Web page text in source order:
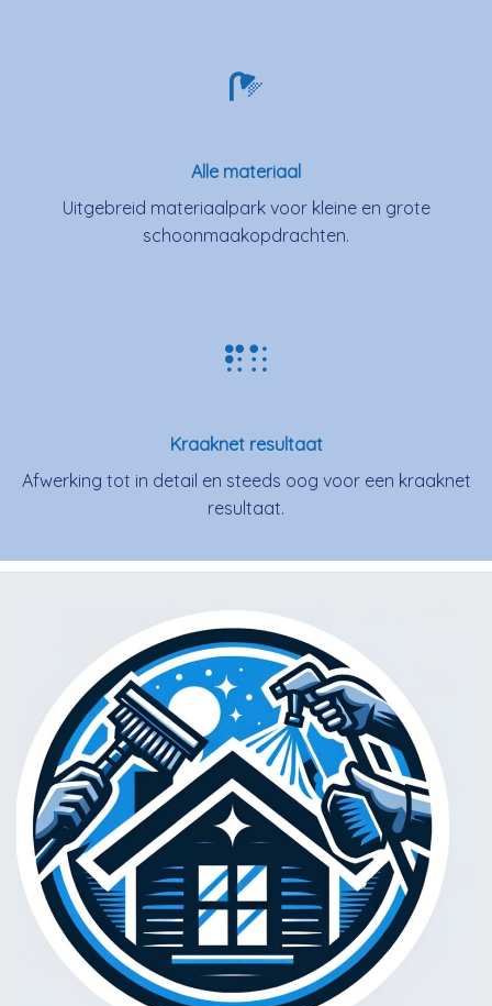
Alle materiaal
Uitgebreid materiaalpark voor kleine en grote
schoonmaakopdrachten.
Kraaknet resultaat
Afwerking tot in detail en steeds oog voor een kraaknet
resultaat.